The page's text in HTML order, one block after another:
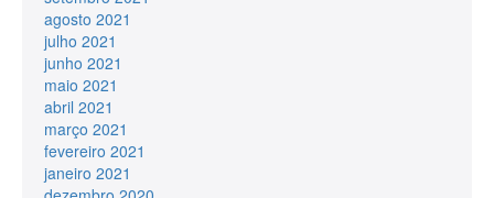
agosto 2021
julho 2021
junho 2021
maio 2021
abril 2021
março 2021
fevereiro 2021
janeiro 2021